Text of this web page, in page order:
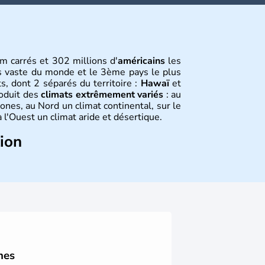
carrés et 302 millions d'américainsles
du monde et le 3ème pays le plus
dont 2 séparés du territoire : Hawaïet
des climats extrêmement variés : au
au Nord un climat continental, sur le
un climat aride et désertique.